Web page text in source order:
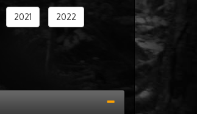
2021 2022